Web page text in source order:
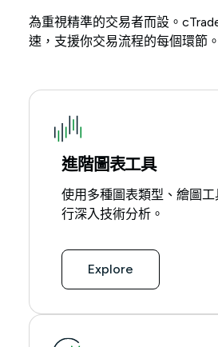
為重視精準的交易者而設。
速，支援你交易流程的每個環節。
進階圖表工具
使用多種圖表類型、繪圖
行深入技術分析。
Explore